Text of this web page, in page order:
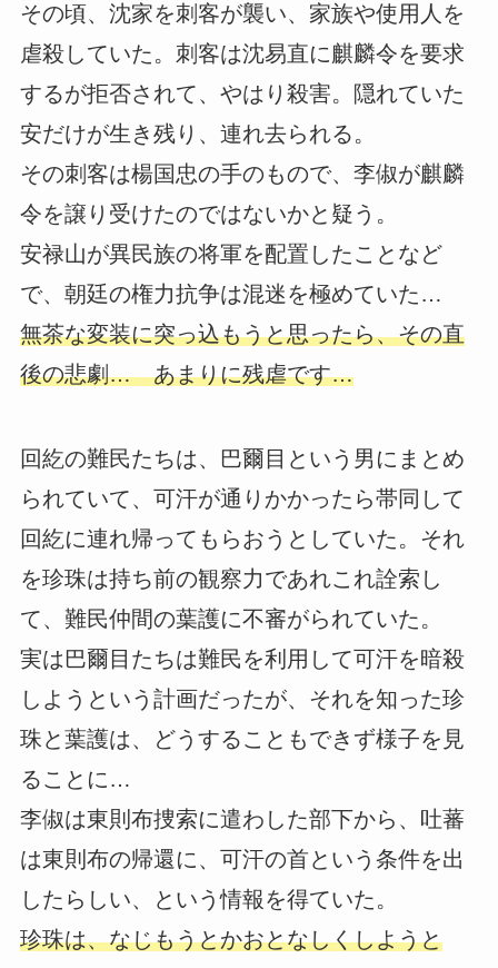
その頃、沈家を刺客が襲い、家族や使用人を
虐殺していた。刺客は沈易直に麒麟令を要求
するが拒否されて、やはり殺害。隠れていた
安だけが生き残り、連れ去られる。
その刺客は楊国忠の手のもので、李俶が麒麟
令を譲り受けたのではないかと疑う。
安禄山が異民族の将軍を配置したことなど
で、朝廷の権力抗争は混迷を極めていた…
無茶な変装に突っ込もうと思ったら、その直
後の悲劇… あまりに残虐です…
回紇の難民たちは、巴爾目という男にまとめ
られていて、可汗が通りかかったら帯同して
回紇に連れ帰ってもらおうとしていた。それ
を珍珠は持ち前の観察力であれこれ詮索し
て、難民仲間の葉護に不審がられていた。
実は巴爾目たちは難民を利用して可汗を暗殺
しようという計画だったが、それを知った珍
珠と葉護は、どうすることもできず様子を見
ることに…
李俶は東則布捜索に遣わした部下から、吐蕃
は東則布の帰還に、可汗の首という条件を出
したらしい、という情報を得ていた。
珍珠は、なじもうとかおとなしくしようと